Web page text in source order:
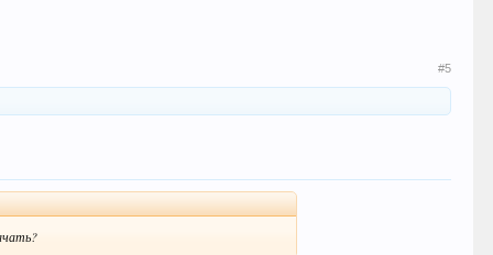
#5